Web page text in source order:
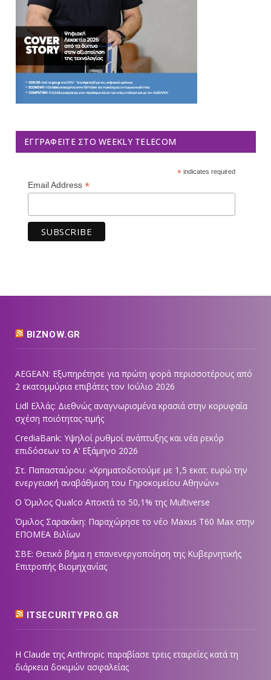
ΕΓΓΡΑΦΕΊΤΕ ΣΤΟ WEEKLY TELECOM
*indicates required
Email Address *
BIZNOW.GR
AEGEAN: Εξυπηρέτησε για πρώτη φορά περισσοτέρους από
2 εκατομμύρια επιβάτες τον Ιούλιο 2026
Lidl Ελλάς: Διεθνώς αναγνωρισμένα κρασιά στην κορυφαία
σχέση ποιότητας-τιμής
CrediaBank: Υψηλοί ρυθμοί ανάπτυξης και νέα ρεκόρ
επιδόσεων το Α’ Εξάμηνο 2026
Στ. Παπασταύρου: «Χρηματοδοτούμε με 1,5 εκατ. ευρώ την
ενεργειακή αναβάθμιση του Γηροκομείου Αθηνών»
Ο Όμιλος Qualco Αποκτά το 50,1% της Multiverse
Όμιλος Σαρακάκη: Παραχώρησε το νέο Maxus T60 Max στην
ΕΠΟΜΕΑ Βιλίων
ΣΒΕ: Θετικό βήμα η επανενεργοποίηση της Κυβερνητικής
Επιτροπής Βιομηχανίας
ITSECURITYPRO.GR
Η Claude της Anthropic παραβίασε τρεις εταιρείες κατά τη
διάρκεια δοκιμών ασφαλείας